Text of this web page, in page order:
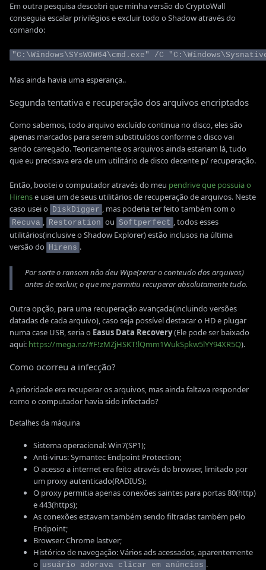
Em outra pesquisa descobri que minha versão do CryptoWall
conseguia escalar privilégios e excluir todo o Shadow através do
comando:
"C:\Windows\SYsWOW64\cmd.exe" /C
Mas ainda havia uma esperança..
Segunda tentativa e recuperação dos arquivos encriptados
Como sabemos, todo arquivo excluído continua no disco, eles são
apenas marcados para serem substituídos conforme o disco vai
sendo carregado. Teoricamente os arquivos ainda estariam lá, tudo
que eu precisava era de um utilitário de disco decente p/ recuperação.
Então, bootei o computador através do meu pendrive que possuia o
Hirense usei um de seus utilitários de recuperação de arquivos. Neste
caso usei o DiskDigger , mas poderia ter feito também com o
Recuva , Restoration ou Softperfect , todos esses
utilitários(inclusive o Shadow Explorer) estão inclusos na última
versão do Hirens .
Por sorte o ransom não deu Wipe(zerar o conteudo dos arquivos)
antes de excluir, o que me permitiu recuperar absolutamente tudo.
Outra opção, para uma recuperação avançada(incluindo versões
datadas de cada arquivo), caso seja possível destacar o HD e plugar
numa case USB, seria o Easus Data Recovery(Ele pode ser baixado
aqui: https://mega.nz/#F!zMZjHSKT!lQmm1WukSpkw5lYY94XR5Q).
Como ocorreu a infecção?
A prioridade era recuperar os arquivos, mas ainda faltava responder
como o computador havia sido infectado?
Detalhes da máquina
Sistema operacional: Win7(SP1);
Anti-virus: Symantec Endpoint Protection;
O acesso a internet era feito através do browser, limitado por
um proxy autenticado(RADIUS);
O proxy permitia apenas conexões saintes para portas 80(http)
e 443(https);
As conexões estavam também sendo filtradas também pelo
Endpoint;
Browser: Chrome lastver;
Histórico de navegação: Vários ads acessados, aparentemente
o usuário adorava clicar em anúncios .